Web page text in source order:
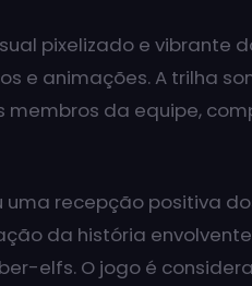
pixelizado e vibrante
e animações. A trilha
membros da equipe,
uma recepção positiva
da história
elfs. O jogo é